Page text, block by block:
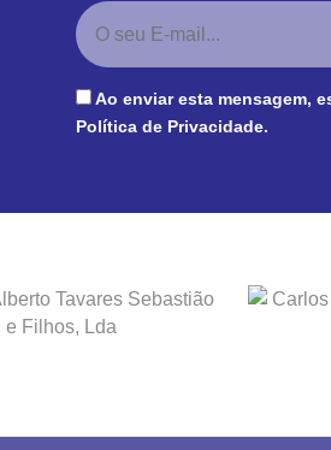
Ao enviar esta mensagem,
Política de Privacidade.